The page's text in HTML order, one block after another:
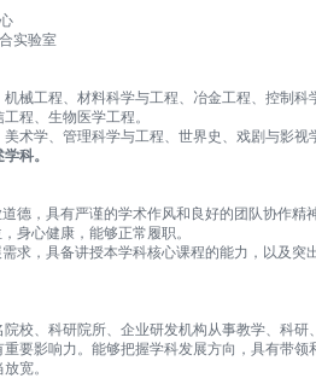
实验室
械工程、材料科学与工程、冶金工程、控制
程、生物医学工程。
术学、管理科学与工程、世界史、戏剧与影
科。
德，具有严谨的学术作风和良好的团队协作精神
身心健康，能够正常履职。
求，具备讲授本学科核心课程的能力，以及突
院校、科研院所、企业研发机构从事教学、科
要影响力。能够把握学科发展方向，具有带
宽。